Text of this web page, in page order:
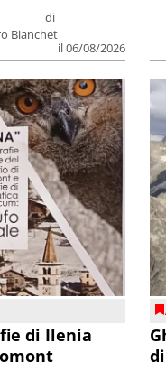
di
Bianchet
il 06/08/2026
di Ilenia